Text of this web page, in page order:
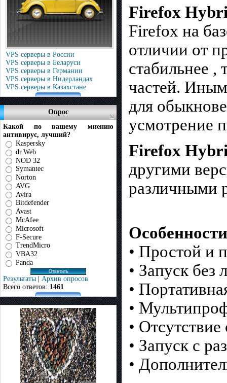
VPS серверы в России
VPS серверы в Беларуси
VPS серверы в Германии
VPS серверы в Нидерландах
VPS серверы в Казахстане
Опрос
Какой по вашему мнению
антивирус, лучший?
Kaspersky
dr.Web
NOD 32
Symantec
Norton
AVG
Avira
Bitdefender
Avast
McAfee
Microsoft
F-Secure
TrendMicro
VBA32
Panda
Результаты | Архив опросов
Всего ответов: 1461
Firefox
Firefox на
отличии от
стабильнее ,
частей.
для
усмотрение
Firefox
другими
различными
• Простой и
• Запуск без
•
•
•
• Запуск с
•